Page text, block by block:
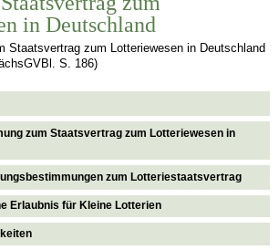
in Deutschland
Staatsvertrag zum Lotteriewesen in Deutschland
S. 186)
zum Staatsvertrag zum Lotteriewesen in
zum Lotteriestaatsvertrag
Erlaubnis für Kleine Lotterien